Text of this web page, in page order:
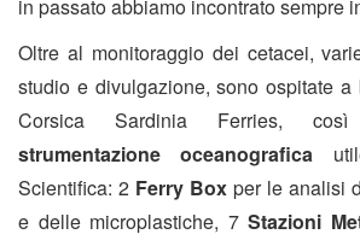
in passato abbiamo incontrato sempre
Oltre al monitoraggio dei cetacei,
studio e divulgazione, sono ospitate
Corsica Sardinia Ferries,
strumentazione oceanografica
Scientifica: 2 Ferry Box per le analisi
e delle microplastiche, 7Stazioni